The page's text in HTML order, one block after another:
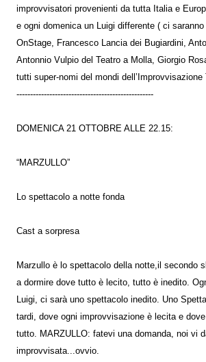
improvvisatori provenienti da tutta Italia e
e ogni domenica un Luigi differente ( ci
OnStage, Francesco Lancia dei Bugiardini,
Antonnio Vulpio del Teatro a Molla, Giorgio
tutti super-nomi del mondi dell’Improvvisazione
--------------------------------------------------
DOMENICA 21 OTTOBRE ALLE 22.15:
“MARZULLO”
Lo spettacolo a notte fonda
Cast a sorpresa
Marzullo è lo spettacolo della notte,il secondo
a dormire dove tutto è lecito, tutto è inedito.
Luigi, ci sarà uno spettacolo inedito. Uno
tardi, dove ogni improvvisazione è lecita e
tutto. MARZULLO: fatevi una domanda, noi vi
improvvisata...ovvio.